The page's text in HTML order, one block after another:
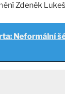
Zdeněk
Neformální